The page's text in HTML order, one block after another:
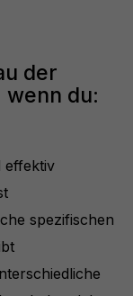
der
wenn du:
effektiv
spezifischen